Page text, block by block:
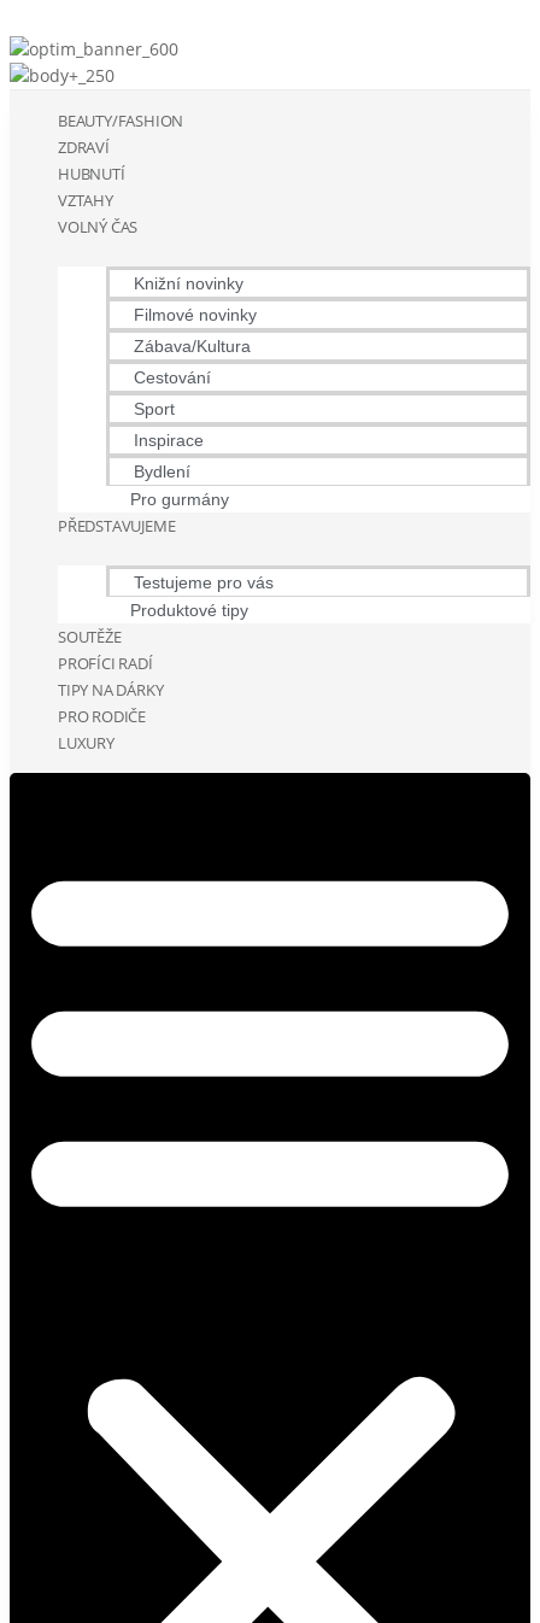
BEAUTY/FASHION
ZDRAVÍ
HUBNUTÍ
VZTAHY
VOLNÝ ČAS
Knižní novinky
Filmové novinky
Zábava/Kultura
Cestování
Sport
Inspirace
Bydlení
Pro gurmány
PŘEDSTAVUJEME
Testujeme pro vás
Produktové tipy
SOUTĚŽE
PROFÍCI RADÍ
TIPY NA DÁRKY
PRO RODIČE
LUXURY